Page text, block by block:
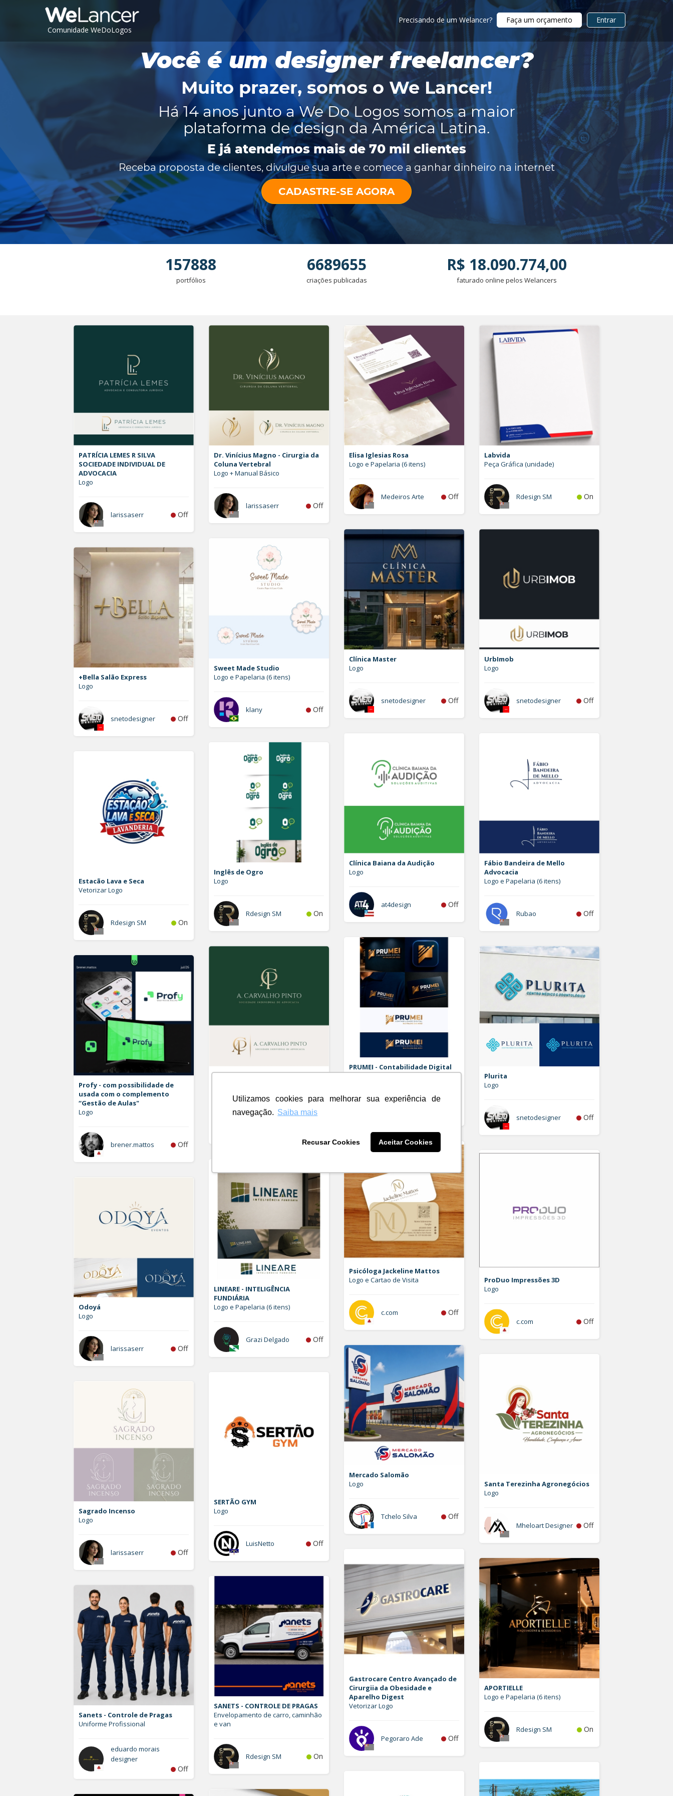
Utilizamos cookies para melhorar sua experiência de
navegação. Saiba mais
Recusar Cookies Aceitar Cookies
Comunidade WeDoLogos
Precisando de um Welancer? Faça um orçamento Entrar
Você é um designer freelancer?
Muito prazer, somos o We Lancer!
Há 14 anos junto a We Do Logos somos a maior
plataforma de design da América Latina.
E já atendemos mais de 70 mil clientes
Receba proposta de clientes, divulgue sua arte e comece a ganhar dinheiro na internet
CADASTRE-SE AGORA
157888
portfólios
6689655
criações publicadas
R$ 18.090.774,00
faturado online pelos Welancers
PATRÍCIA LEMES R SILVA
SOCIEDADE INDIVIDUAL DE
ADVOCACIA
Logo
larissaserr Off
Dr. Vinícius Magno - Cirurgia da
Coluna Vertebral
Logo + Manual Básico
larissaserr Off
Elisa Iglesias Rosa
Logo e Papelaria (6 itens)
Medeiros Arte Off
Labvida
Peça Gráfica (unidade)
Rdesign SM On
Clínica Master
Logo
snetodesigner Off
UrbImob
Logo
snetodesigner Off
Sweet Made Studio
Logo e Papelaria (6 itens)
klany Off
+Bella Salão Express
Logo
snetodesigner Off
Clínica Baiana da Audição
Logo
at4design Off
Fábio Bandeira de Mello
Advocacia
Logo e Papelaria (6 itens)
Rubao Off
Inglês de Ogro
Logo
Rdesign SM On
Estacão Lava e Seca
Vetorizar Logo
Rdesign SM On
PRUMEI - Contabilidade Digital
Logo
A. Carvalho Pinto Sociedade
Plurita
Logo
snetodesigner Off
Profy - com possibilidade de
usada com o complemento
“Gestão de Aulas"
Logo
brener.mattos Off
Psicóloga Jackeline Mattos
Logo e Cartao de Visita
c.com Off
ProDuo Impressões 3D
Logo
c.com Off
LINEARE - INTELIGÊNCIA
FUNDIÁRIA
Logo e Papelaria (6 itens)
Grazi Delgado Off
Odoyá
Logo
larissaserr Off
Mercado Salomão
Logo
Tchelo Silva Off
Santa Terezinha Agronegócios
Logo
Mheloart Designer Off
SERTÃO GYM
Logo
LuisNetto Off
Sagrado Incenso
Logo
larissaserr Off
Gastrocare Centro Avançado de
Cirurgiia da Obesidade e
Aparelho Digest
Vetorizar Logo
Pegoraro Ade Off
APORTIELLE
Logo e Papelaria (6 itens)
Rdesign SM On
SANETS - CONTROLE DE PRAGAS
Envelopamento de carro, caminhão
e van
Rdesign SM On
Sanets - Controle de Pragas
Uniforme Profissional
eduardo morais
designer
Off